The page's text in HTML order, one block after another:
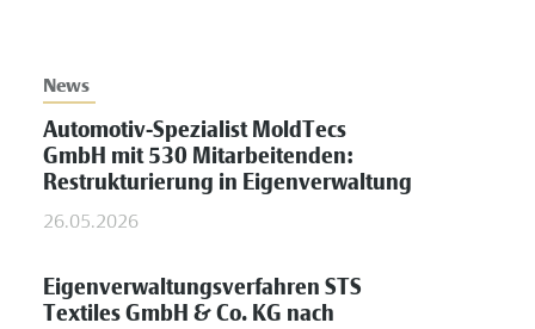
News
Automotiv-Spezialist MoldTecs
GmbH mit 530 Mitarbeitenden:
Restrukturierung in Eigenverwaltung
26.05.2026
Eigenverwaltungsverfahren STS
Textiles GmbH & Co. KG nach